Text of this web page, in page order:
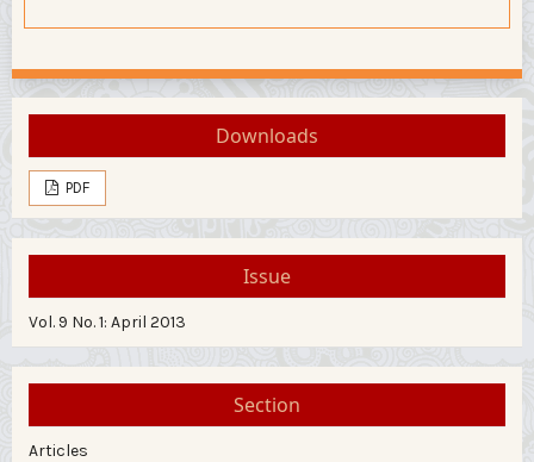
Downloads
PDF
Issue
Vol. 9 No. 1: April 2013
Section
Articles